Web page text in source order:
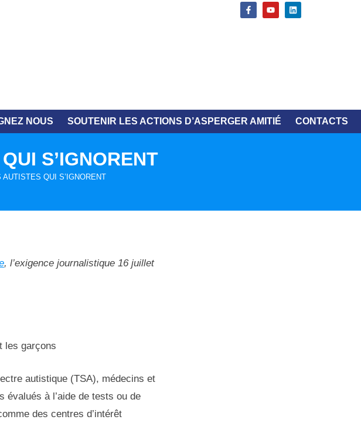
NOUS SOUTENIR LES ACTIONS D’ASPERGER AMITIÉ CONTACTS
S’IGNORENT
QUI S’IGNORENT
, l’exigence journalistique 16 juillet
les garçons
autistique (TSA), médecins et
évalués à l’aide de tests ou de
des centres d’intérêt